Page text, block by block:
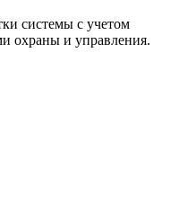
системы с учетом
охраны и управления.